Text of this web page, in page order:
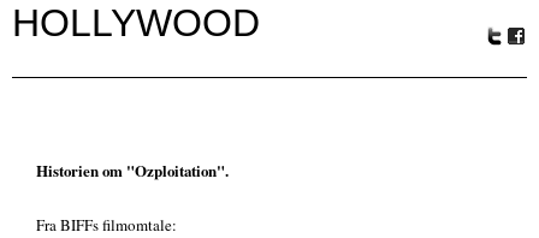
HOLLYWOOD
Historien om "Ozploitation".
Fra BIFFs filmomtale: